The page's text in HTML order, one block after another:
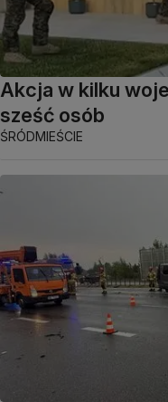
Akcja w kilku
sześć osób
ŚRÓDMIEŚCIE